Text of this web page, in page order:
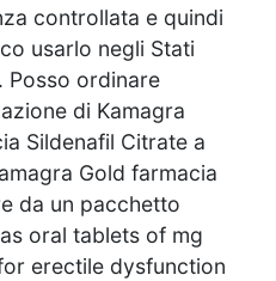
controllata e quindi
usarlo negli Stati
Posso ordinare
di Kamagra
Sildenafil Citrate a
Gold farmacia
da un pacchetto
oral tablets of mg
erectile dysfunction